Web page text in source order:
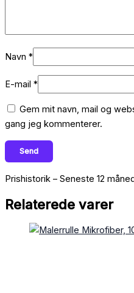
Navn *
E-mail *
Gem mit navn, mail og
gang jeg kommenterer.
Prishistorik – Seneste 12
Relaterede varer